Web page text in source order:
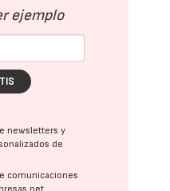
ejemplo
newsletters y
de
comunicaciones